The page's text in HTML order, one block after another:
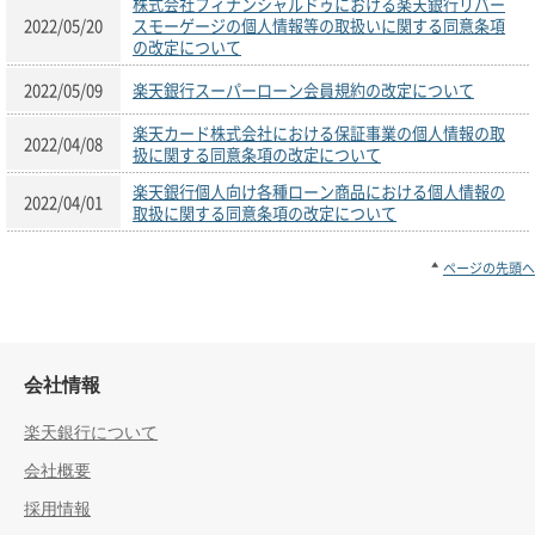
2022/05/20
スモーゲージの個人情報等の取扱いに関する同意条項
の改定について
2022/05/09
楽天銀行スーパーローン会員規約の改定について
2022/04/08
楽天カード株式会社における保証事業の個人情報の取
扱に関する同意条項の改定について
2022/04/01
楽天銀行個人向け各種ローン商品における個人情報の
取扱に関する同意条項の改定について
ページの先頭へ
会社情報
楽天銀行について
会社概要
採用情報